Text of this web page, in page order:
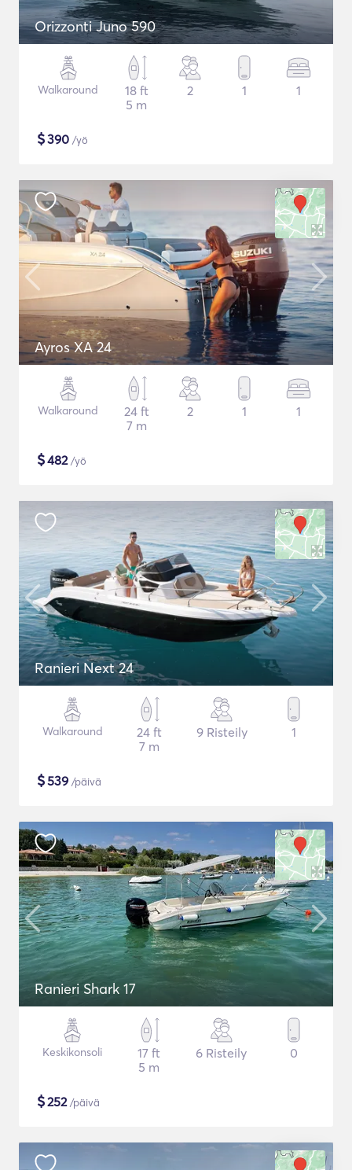
Orizzonti Juno 590
Walkaround
18 ft
5 m
2 1 1
$390 /yö
Ayros XA 24
Walkaround
24 ft
7 m
2 1 1
$482/yö
Ranieri Next 24
Walkaround
24 ft
7 m
9 Risteily 1
$539 /päivä
Ranieri Shark 17
Keskikonsoli
17 ft
5 m
6 Risteily 0
$252/päivä